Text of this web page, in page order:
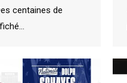
centaines de